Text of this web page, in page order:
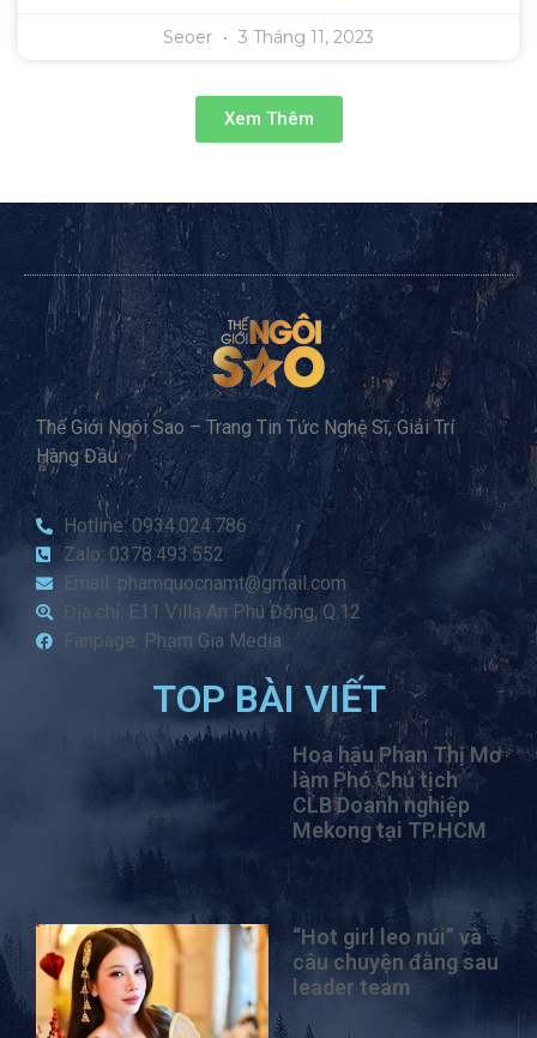
Seoer 3 Tháng 11, 2023
Xem Thêm
Thế Giới Ngôi Sao – Trang Tin Tức Nghệ Sĩ, Giải Trí
Hàng Đầu
Hotline: 0934.024.786
Zalo: 0378.493.552
Email: phamquocnamt@gmail.com
Địa chỉ: E11 Villa An Phú Đông, Q.12
Fanpage: Phạm Gia Media
TOP BÀI VIẾT
Hoa hậu Phan Thị Mơ
làm Phó Chủ tịch
CLB Doanh nghiệp
Mekong tại TP.HCM
“Hot girl leo núi” và
câu chuyện đằng sau
leader team